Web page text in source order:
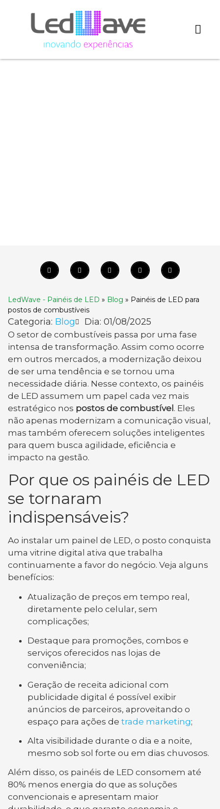
LedWave - Painéis de LED » Blog » Painéis de LED para
postos de combustíveis
Categoria: Blog Dia: 01/08/2025
O setor de combustíveis passa por uma fase
intensa de transformação. Assim como ocorre
em outros mercados, a modernização deixou
de ser uma tendência e se tornou uma
necessidade diária. Nesse contexto, os painéis
de LED assumem um papel cada vez mais
estratégico nos postos de combustível . Eles
não apenas modernizam a comunicação visual,
mas também oferecem soluções inteligentes
para quem busca agilidade, eficiência e
impacto na gestão.
Por que os painéis de LED
se tornaram
indispensáveis?
Ao instalar um painel de LED, o posto conquista
uma vitrine digital ativa que trabalha
continuamente a favor do negócio. Veja alguns
benefícios:
Atualização de preços em tempo real,
diretamente pelo celular, sem
complicações;
Destaque para promoções, combos e
serviços oferecidos nas lojas de
conveniência;
Geração de receita adicional com
publicidade digital é possível exibir
anúncios de parceiros, aproveitando o
espaço para ações de trade marketing;
Alta visibilidade durante o dia e a noite,
mesmo sob sol forte ou em dias chuvosos.
Além disso, os painéis de LED consomem até
80% menos energia do que as soluções
convencionais e apresentam maior